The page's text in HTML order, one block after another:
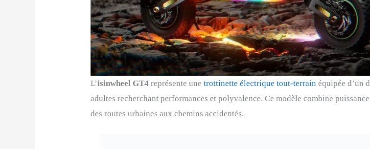
L’isinwheel GT4 représente une trottinette électrique tout-terrain équipée d’un
adultes recherchant performances et polyvalence. Ce modèle combine
des routes urbaines aux chemins accidentés.